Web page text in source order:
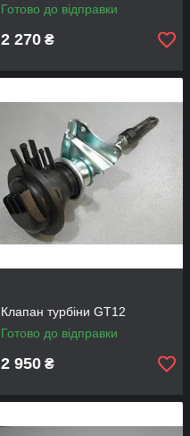
Готово до відправки
2 270 ₴
Клапан турбіни GT12
Готово до відправки
2 950 ₴